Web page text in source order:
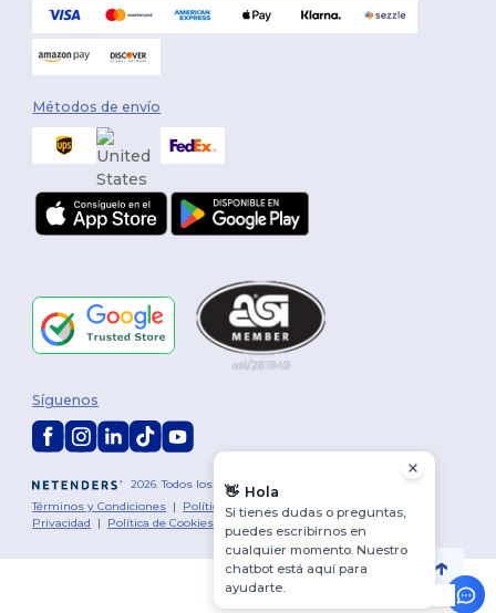
Métodos de envío
2026. Todos los derechos reservados
Términos y Condiciones | Política de personalización
Política de
Privacidad | Política de Cookies
Síguenos
👋 Hola
Si tienes dudas o preguntas,
puedes escribirnos en
cualquier momento. Nuestro
chatbot está aquí para
ayudarte.